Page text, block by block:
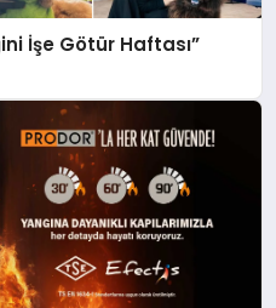
İşe Götür Haftası”